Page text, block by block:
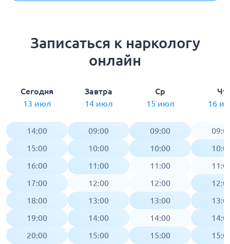
Записаться к наркологу
онлайн
Сегодня
13 июл
14:00
15:00
16:00
17:00
18:00
19:00
20:00
Завтра
14 июл
09:00
10:00
11:00
12:00
13:00
14:00
15:00
Ср
15 июл
09:00
10:00
11:00
12:00
13:00
14:00
15:00
Чт
16